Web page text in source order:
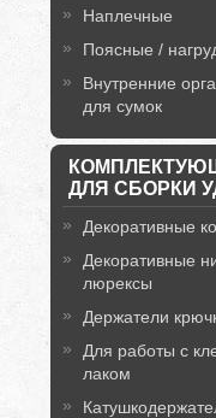
Наплечные
Поясные /
Внутренние
для сумок
ДЛЯ СБОРКИ
Декоративные
Декоративные
люрексы
Держатели
Для работы с
лаком